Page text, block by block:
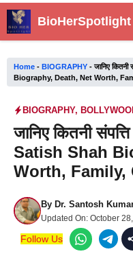
Skip
BioHerSpotlight
Home - BIOGRAPHY -जानिए
Biography, Death, Net Worth,
BIOGRAPHY,
जानिए कितनी
Satish Shah
Worth, Family,
By Dr. Santosh
Updated On: October
Follow Us